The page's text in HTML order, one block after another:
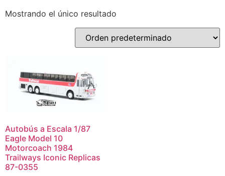
Mostrando el único resultado
Autobús a Escala 1/87
Eagle Model 10
Motorcoach 1984
Trailways Iconic Replicas
87-0355